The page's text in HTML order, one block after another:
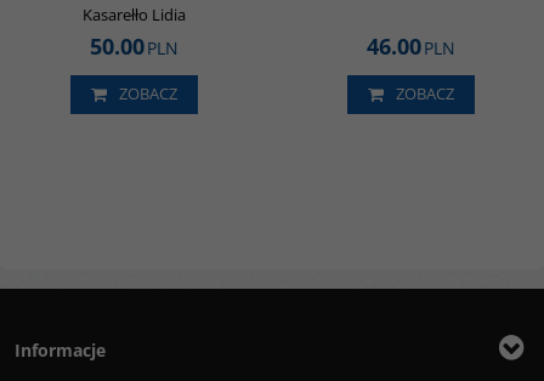
Kasarełło Lidia
50.00PLN
ZOBACZ
46.00PLN
ZOBACZ
Informacje